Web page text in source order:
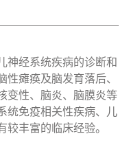
神经系统疾病的诊断和
瘫痪及脑发育落后、
变性、脑炎、脑膜炎等
统免疫相关性疾病、儿
丰富的临床经验。